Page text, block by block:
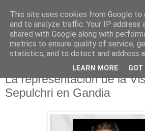
Hermandad de la
Santísima Cruz
La representación de la
Sepulchri en Gandia
This site uses cookies from Google to
and to analyze traffic. Your IP address
shared with Google along with
metrics to ensure quality of service,
statistics, and to detect and address
LEARN MORE GOT